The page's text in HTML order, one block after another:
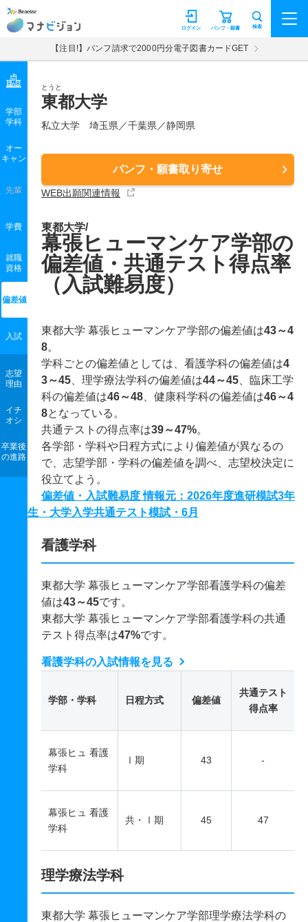
マナビジョン パンフ・願書
ログイン 検索
【注目!】パンフ請求で2000円分電子図書カードGET
とうと
東都大学
私立大学 埼玉県／千葉県／静岡県
パンフ・願書取り寄せ
WEB出願関連情報
学部
学科
オー
キャン
先輩
学費
就職
資格
偏差値
入試
志望
理由
イチ
オシ
卒業後
の進路
東都大学/
幕張ヒューマンケア学部の
偏差値・共通テスト得点率
（入試難易度）
東都大学 幕張ヒューマンケア学部の偏差値は43～4
8。
学科ごとの偏差値としては、看護学科の偏差値は4
3～45 、理学療法学科の偏差値は44～45 、臨床工学
科の偏差値は46～48 、健康科学科の偏差値は46～4
8となっている。
共通テストの得点率は39～47%。
各学部・学科や日程方式により偏差値が異なるの
で、志望学部・学科の偏差値を調べ、志望校決定に
役立てよう。
偏差値・入試難易度 情報元：2026年度進研模試3年
生・大学入学共通テスト模試・6月
看護学科
東都大学 幕張ヒューマンケア学部看護学科の偏差
値は43～45です。
東都大学 幕張ヒューマンケア学部看護学科の共通
テスト得点率は47%です。
看護学科の入試情報を見る
学部・学科 日程方式 偏差値
共通テスト
得点率
幕張ヒュ 看護
学科
Ⅰ期 43 -
幕張ヒュ 看護
学科
共・Ⅰ期 45 47
理学療法学科
東都大学 幕張ヒューマンケア学部理学療法学科の